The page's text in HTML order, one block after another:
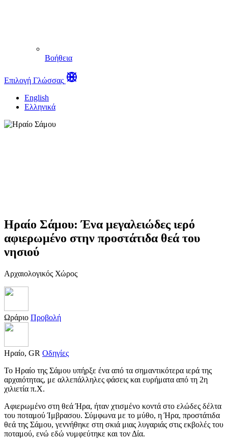
Βοήθεια
Επιλογή Γλώσσας
English
Ελληνικά
Ηραίο Σάμου: Ένα μεγαλειώδες ιερό
αφιερωμένο στην προστάτιδα θεά του
νησιού
Αρχαιολογικός Χώρος
Ωράριο Προβολή
Ηραίο, GR Οδηγίες
Το Ηραίο της Σάμου υπήρξε ένα από τα σημαντικότερα ιερά της
αρχαιότητας, με αλλεπάλληλες φάσεις και ευρήματα από τη 2η
χιλιετία π.Χ.
Αφιερωμένο στη θεά Ήρα, ήταν χτισμένο κοντά στο ελώδες δέλτα
του ποταμού Ίμβρασου. Σύμφωνα με το μύθο, η Ήρα, προστάτιδα
θεά της Σάμου, γεννήθηκε στη σκιά μιας λυγαριάς στις εκβολές του
ποταμού, ενώ εδώ νυμφεύτηκε και τον Δία.